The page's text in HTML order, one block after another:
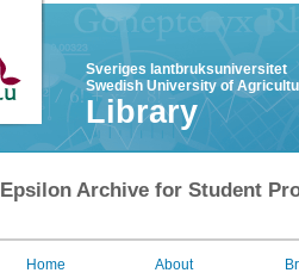
Sveriges lantbruksuniversitet
Swedish University of
Library
Epsilon Archive for Student
Home About